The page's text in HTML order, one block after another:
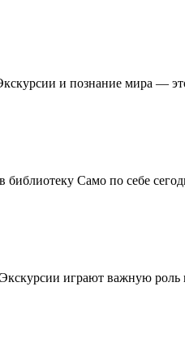
и познание мира —
библиотеку Само по себе
играют важную